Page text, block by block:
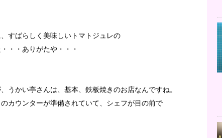
すばらしく美味しいトマトジュレの
・・ありがたや・・・
うかい亭さんは、基本、鉄板焼きのお店なんですね。
カウンターが準備されていて、シェフが目の前で